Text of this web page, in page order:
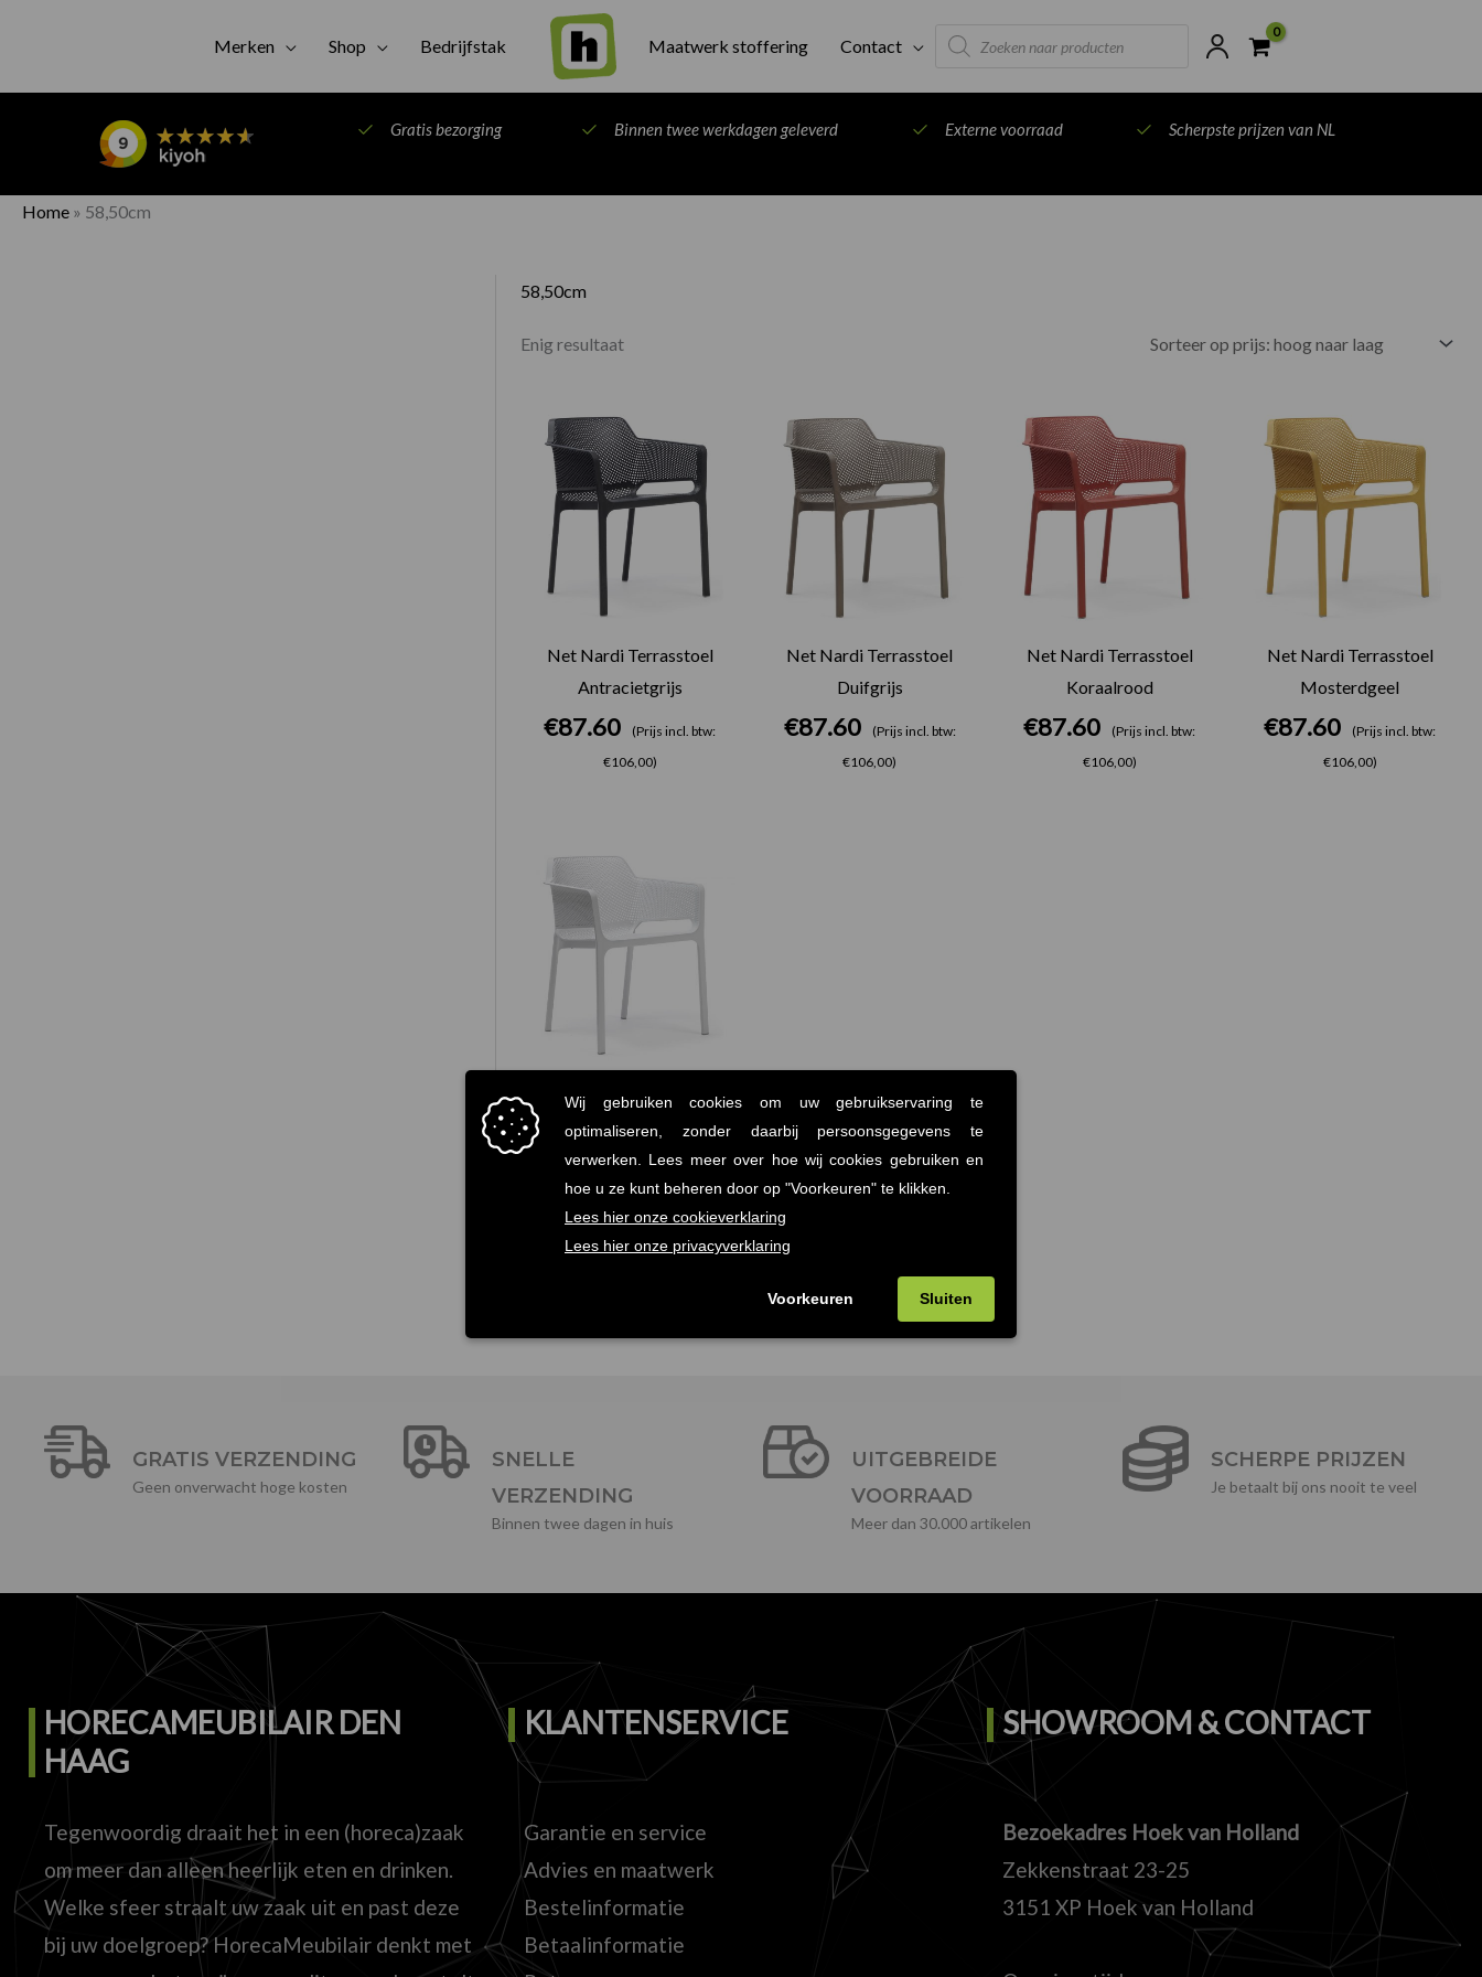
Merken Shop Bedrijfstak Maatwerk stoffering Contact
Products
search
Gratis bezorging Binnen twee werkdagen geleverd Externe voorraad Scherpste prijzen van NL
Home » 58,50cm
58,50cm
Enig resultaat
Net Nardi Terrasstoel
Antracietgrijs
€87.60
(Prijs incl. btw:
€106,00)
Net Nardi Terrasstoel
Duifgrijs
€87.60
(Prijs incl. btw:
€106,00)
Net Nardi Terrasstoel
Koraalrood
€87.60
(Prijs incl. btw:
€106,00)
Net Nardi Terrasstoel
Mosterdgeel
€87.60
(Prijs incl. btw:
€106,00)
Net Nardi Terrasstoel
Wit
87.60
GRATIS VERZENDING
Geen onverwacht hoge kosten
SNELLE
VERZENDING
Binnen twee dagen in huis
UITGEBREIDE
VOORRAAD
Meer dan 30.000 artikelen
SCHERPE PRIJZEN
Je betaalt bij ons nooit te veel
HORECAMEUBILAIR DEN
HAAG
Tegenwoordig draait het in een (horeca)zaak
om meer dan alleen heerlijk eten en drinken.
Welke sfeer straalt uw zaak uit en past deze
bij uw doelgroep? HorecaMeubilair denkt met
KLANTENSERVICE
Garantie en service
Advies en maatwerk
Bestelinformatie
Betaalinformatie
SHOWROOM & CONTACT
Bezoekadres Hoek van Holland
Zekkenstraat 23-25
3151 XP Hoek van Holland